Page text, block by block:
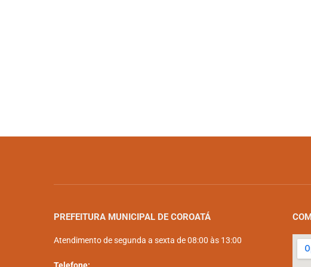
PREFEITURA MUNICIPAL DE COROATÁ
Atendimento de segunda a sexta de 08:00 às 13:00